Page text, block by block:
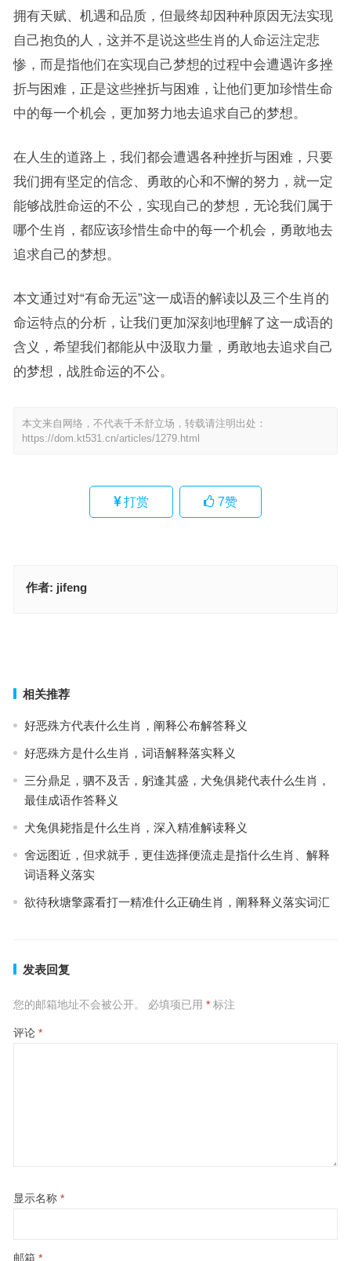
拥有天赋、机遇和品质，但最终却因种种原因无法实现
自己抱负的人，这并不是说这些生肖的人命运注定悲
惨，而是指他们在实现自己梦想的过程中会遭遇许多挫
折与困难，正是这些挫折与困难，让他们更加珍惜生命
中的每一个机会，更加努力地去追求自己的梦想。
在人生的道路上，我们都会遭遇各种挫折与困难，只要
我们拥有坚定的信念、勇敢的心和不懈的努力，就一定
能够战胜命运的不公，实现自己的梦想，无论我们属于
哪个生肖，都应该珍惜生命中的每一个机会，勇敢地去
追求自己的梦想。
本文通过对“有命无运”这一成语的解读以及三个生肖的
命运特点的分析，让我们更加深刻地理解了这一成语的
含义，希望我们都能从中汲取力量，勇敢地去追求自己
的梦想，战胜命运的不公。
本文来自网络，不代表千禾舒立场，转载请注明出处：
https://dom.kt531.cn/articles/1279.html
打赏 7赞
作者: jifeng
相关推荐
好恶殊方代表什么生肖，阐释公布解答释义
好恶殊方是什么生肖，词语解释落实释义
三分鼎足，驷不及舌，躬逢其盛，犬兔俱毙代表什么生肖，
最佳成语作答释义
犬兔俱毙指是什么生肖，深入精准解读释义
舍远图近，但求就手，更佳选择便流走是指什么生肖、解释
词语释义落实
欲待秋塘擎露看打一精准什么正确生肖，阐释释义落实词汇
发表回复
您的邮箱地址不会被公开。 必填项已用 *标注
评论 *
显示名称 *
邮箱 *